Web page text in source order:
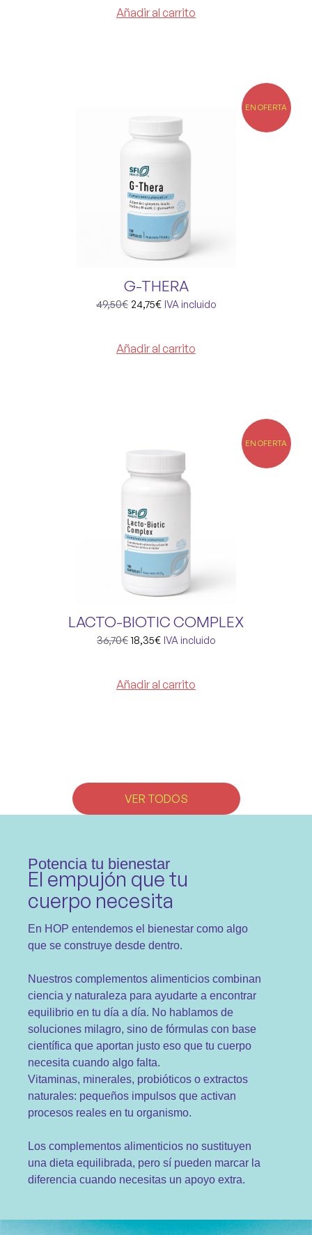
Añadir al carrito
EN OFERTA
G-THERA
49,50€ 24,75€ IVA incluido
Añadir al carrito
EN OFERTA
LACTO-BIOTIC COMPLEX
36,70€ 18,35€ IVA incluido
Añadir al carrito
VER TODOS
Potencia tu bienestar
El empujón que tu
cuerpo necesita
En HOP entendemos el bienestar como algo
que se construye desde dentro.
Nuestros complementos alimenticios combinan
ciencia y naturaleza para ayudarte a encontrar
equilibrio en tu día a día. No hablamos de
soluciones milagro, sino de fórmulas con base
científica que aportan justo eso que tu cuerpo
necesita cuando algo falta.
Vitaminas, minerales, probióticos o extractos
naturales: pequeños impulsos que activan
procesos reales en tu organismo.
Los complementos alimenticios no sustituyen
una dieta equilibrada, pero sí pueden marcar la
diferencia cuando necesitas un apoyo extra.